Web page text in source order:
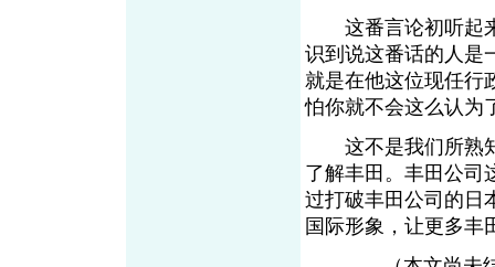
这番言论初听起来
识到说这番话的人是
就是在他这位现任行
怕你就不会这么认为
这不是我们所熟知
了解丰田。丰田公司
过打破丰田公司的日
国际形象，让更多丰